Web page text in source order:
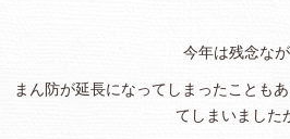
今年は残念な
まん防が延長になってしまったことも
てしまいました